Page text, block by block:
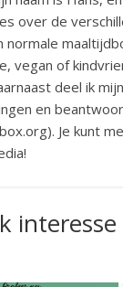
over de
normale
vegan of
deel ik
en
Je kunt